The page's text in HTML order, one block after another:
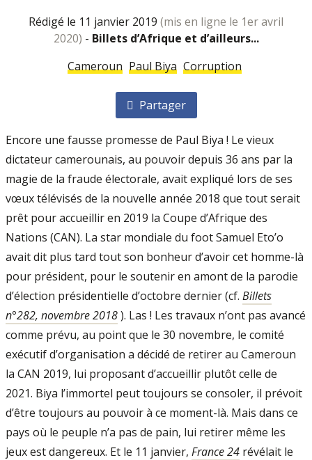
rédigé le 11 janvier 2019 (mis en ligne le 1er avril
2020) - Billets d’Afrique et d’ailleurs...
Cameroun Paul Biya Corruption
Partager
Encore une fausse promesse de Paul Biya ! Le vieux
dictateur camerounais, au pouvoir depuis 36 ans par la
magie de la fraude électorale, avait expliqué lors de ses
vœux télévisés de la nouvelle année 2018 que tout serait
prêt pour accueillir en 2019 la Coupe d’Afrique des
Nations (CAN). La star mondiale du foot Samuel Eto’o
avait dit plus tard tout son bonheur d’avoir cet homme-là
pour président, pour le soutenir en amont de la parodie
d’élection présidentielle d’octobre dernier (cf. Billets
n°282, novembre 2018). Las ! Les travaux n’ont pas avancé
comme prévu, au point que le 30 novembre, le comité
exécutif d’organisation a décidé de retirer au Cameroun
la CAN 2019, lui proposant d’accueillir plutôt celle de
2021. Biya l’immortel peut toujours se consoler, il prévoit
d’être toujours au pouvoir à ce moment-là. Mais dans ce
pays où le peuple n’a pas de pain, lui retirer même les
jeux est dangereux. Et le 11 janvier, France 24 révélait le